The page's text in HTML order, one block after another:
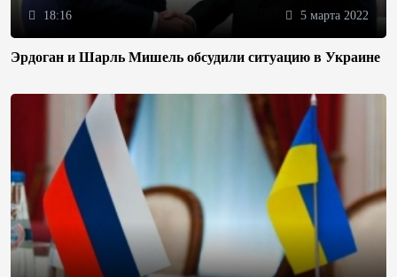
18:16 5 марта 2022
Эрдоган и Шарль Мишель обсудили ситуацию в Украине